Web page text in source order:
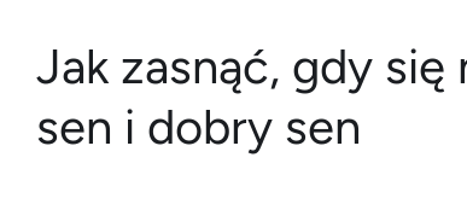
Jak zasnąć, gdy
sen i dobry sen